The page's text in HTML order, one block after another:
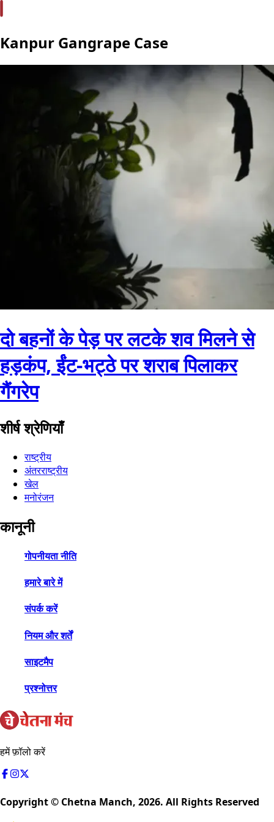
Kanpur Gangrape Case
दो बहनों के पेड़ पर लटके शव मिलने से
हड़कंप, ईंट-भट्ठे पर शराब पिलाकर
गैंगरेप
शीर्ष श्रेणियाँ
राष्ट्रीय
अंतरराष्ट्रीय
खेल
मनोरंजन
कानूनी
गोपनीयता नीति
हमारे बारे में
संपर्क करें
नियम और शर्तें
साइटमैप
प्रश्नोत्तर
हमें फ़ॉलो करें
Copyright © Chetna Manch, 2026. All Rights Reserved